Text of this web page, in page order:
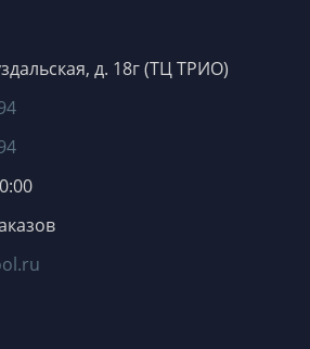
д. 18г (ТЦ ТРИО)